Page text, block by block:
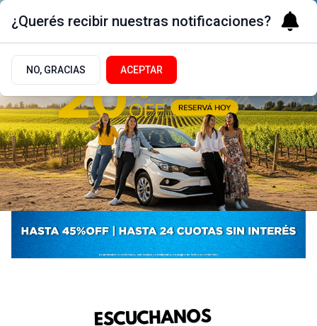
¿Querés recibir nuestras notificaciones?
NO, GRACIAS ACEPTAR